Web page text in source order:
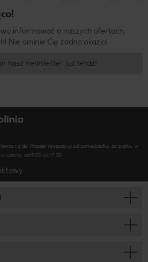
informować o naszych ofertach,
Nie ominie Cię żadna okazja!
nasz newsletter już teraz!
są do Waszej dyspozycji od poniedziałku do piątku w
soboty od 8.00 do 17.00.